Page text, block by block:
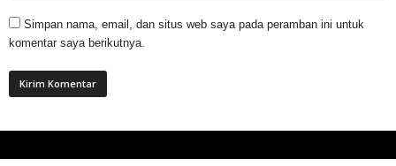
Simpan nama, email, dan situs web saya pada peramban ini untuk
komentar saya berikutnya.